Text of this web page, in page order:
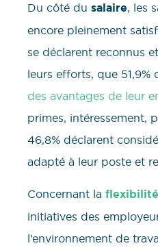
Du côté du salaire, les
encore pleinement
se déclarent reconnus
leurs efforts, que 51,9%
des avantages de leur
primes, intéressement,
46,8% déclarent
adapté à leur poste et
Concernant la flexibilité
initiatives des
l’environnement de